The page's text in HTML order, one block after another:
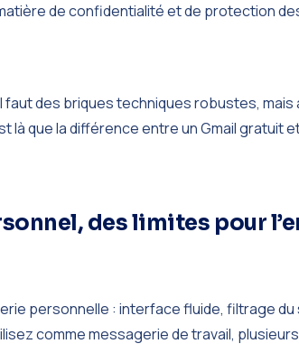
de confidentialité et de protection
des briques techniques robustes,
là que la différence entre un Gmail gratuit
des limites pour
personnelle : interface fluide, filtrage
comme messagerie de travail,